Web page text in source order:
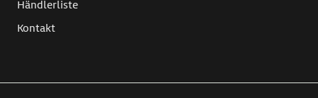
Händlerliste
Kontakt